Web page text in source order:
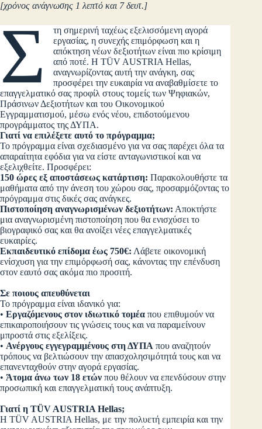
[χρόνος ανάγνωσης 1 λεπτό και 7 δευτ.]
Σ
τη σημερινή ταχέως εξελισσόμενη αγορά
εργασίας, η συνεχής επιμόρφωση και η
απόκτηση νέων δεξιοτήτων είναι πιο κρίσιμη
από ποτέ. Η TÜV AUSTRIA Hellas,
αναγνωρίζοντας αυτή την ανάγκη, σας
προσφέρει την ευκαιρία να αναβαθμίσετε το
επαγγελματικό σας προφίλ στους τομείς των Ψηφιακών,
Πράσινων Δεξιοτήτων και του Οικονομικού
Εγγραμματισμού, μέσω ενός νέου, επιδοτούμενου
προγράμματος της ΔΥΠΑ.
Γιατί να επιλέξετε αυτό το πρόγραμμα;
Το πρόγραμμα είναι σχεδιασμένο για να σας παρέχει όλα τα
απαραίτητα εφόδια για να είστε ανταγωνιστικοί και να
εξελιχθείτε. Προσφέρει:
150 ώρες εξ αποστάσεως κατάρτιση: Παρακολουθήστε τα
μαθήματα από την άνεση του χώρου σας, προσαρμόζοντας το
πρόγραμμα στις δικές σας ανάγκες.
Πιστοποίηση αναγνωρισμένων δεξιοτήτων: Αποκτήστε
μια αναγνωρισμένη πιστοποίηση που θα ενισχύσει το
βιογραφικό σας και θα ανοίξει νέες επαγγελματικές
ευκαιρίες.
Εκπαιδευτικό επίδομα έως 750€: Λάβετε οικονομική
ενίσχυση για την επιμόρφωσή σας, κάνοντας την επένδυση
στον εαυτό σας ακόμα πιο προσιτή.
Σε ποιους απευθύνεται
Το πρόγραμμα είναι ιδανικό για:
• Εργαζόμενους στον ιδιωτικό τομέα που επιθυμούν να
επικαιροποιήσουν τις γνώσεις τους και να παραμείνουν
μπροστά στις εξελίξεις.
• Ανέργους εγγεγραμμένους στη ΔΥΠΑ που αναζητούν
τρόπους να βελτιώσουν την απασχολησιμότητά τους και να
επανενταχθούν στην αγορά εργασίας.
• Άτομα άνω των 18 ετών που θέλουν να επενδύσουν στην
προσωπική και επαγγελματική τους ανάπτυξη.
Γιατί η TÜV AUSTRIA Hellas;
Η TÜV AUSTRIA Hellas, με την πολυετή εμπειρία και την